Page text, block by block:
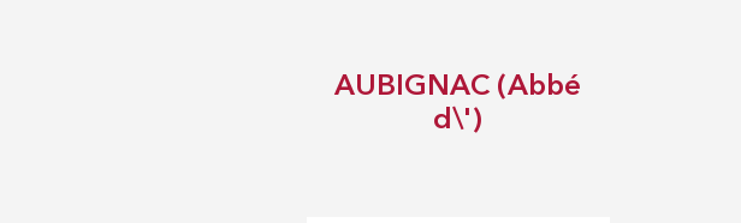
AUBIGNAC (Abbé
d\')